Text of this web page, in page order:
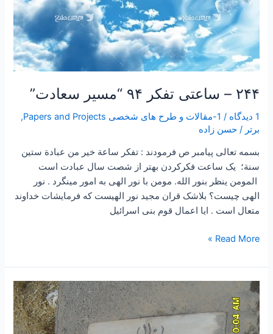
۲۴۴ – ساعتی تفکر ۹۴ “مسیر سعادت”
1 دیدگاه / 1-مقالات و طرح های شخصی Papers and Projects
,
برتر /حسن زاده
بسمه تعالی پیامبر ص فرمودند : تفكر ساعة خير من عبادة ستين
سنة؛ یک ساعت فکرکردن بهتر از شصت سال عبادت است
المومن ینظر بنور الله. مومن با نور الهی به امور مینگرد . نور
الهی چیست؟ بلاشک قران مجید نور الهیست که فرمایشات خداوند
متعال است . ایا اعمال قوم بنی اسرائیل
Read More »
۲۰۹
–
ساعتی
تفکر